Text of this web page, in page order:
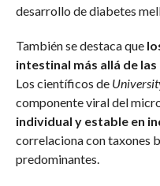
desarrollo de diabetes
También se destaca que
intestinal más allá de
Los científicos de
componente viral del
individual y estable en
correlaciona con taxones
predominantes.